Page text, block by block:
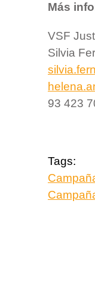
Más
VSF
Silvia
93 423
Tags: